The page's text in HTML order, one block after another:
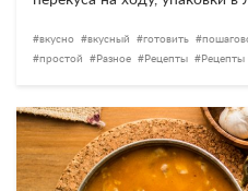
вкусно вкусный готовить
простой
Разное Рецепты